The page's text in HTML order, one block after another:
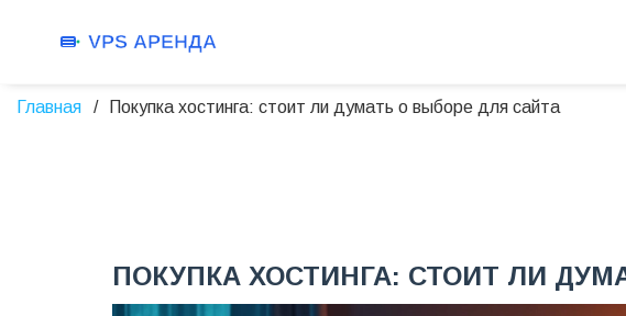
Главная Покупка хостинга: стоит ли думать о выборе для сайта
ПОКУПКА ХОСТИНГА: СТОИТ ЛИ